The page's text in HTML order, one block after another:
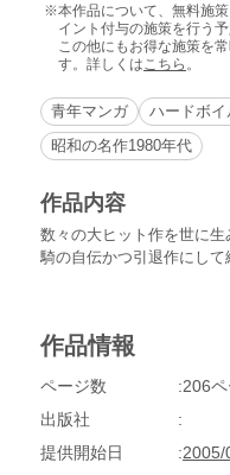
本作品について、無料施
イント付与の施策を行う予
この他にもお得な施策を
す。詳しくは こちら 。
青年マンガ ハードボイ
昭和の名作1980年代
作品内容
数々の大ヒット作を世に
騎の自伝かつ引退作にし
力道山の実像、そして父
作品情報
ページ数
206
出版社
提供開始日
2005/